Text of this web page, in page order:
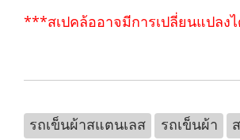
***สเปคล้ออาจมีการเปลี่ยนแปลง
รถเข็นผ้าสแตนเลส รถเข็นผ้า